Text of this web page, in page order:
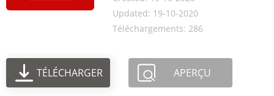
Updated: 19-10-2020
Téléchargements: 286
TÉLÉCHARGER APERÇU